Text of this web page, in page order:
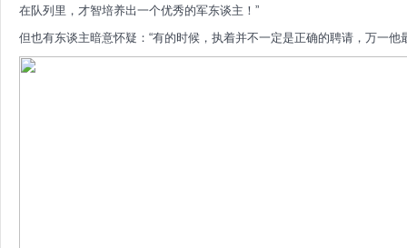
在队列里，才智培养出一个优秀的军东谈主！”
但也有东谈主暗意怀疑：“有的时候，执着并不一定是正确的聘请，万一